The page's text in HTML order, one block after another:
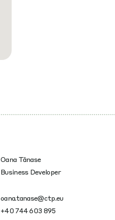
Oana Tănase
Business Developer
oana.tanase@ctp.eu
+40 744 603 895